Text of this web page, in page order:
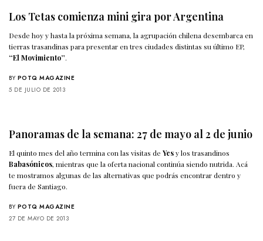
Los Tetas comienza mini gira por Argentina
Desde hoy y hasta la próxima semana, la agrupación chilena desembarca en
tierras trasandinas para presentar en tres ciudades distintas su último EP,
“El Movimiento”.
BY POTQ MAGAZINE
5 DE JULIO DE 2013
Panoramas de la semana: 27 de mayo al 2 de junio
El quinto mes del año termina con las visitas deYesy los trasandinos
Babasónicos, mientras que la oferta nacional continúa siendo nutrida. Acá
te mostramos algunas de las alternativas que podrás encontrar dentro y
fuera de Santiago.
BY POTQ MAGAZINE
27 DE MAYO DE 2013